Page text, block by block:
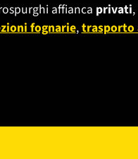
affianca privati,
fognarie,trasporto